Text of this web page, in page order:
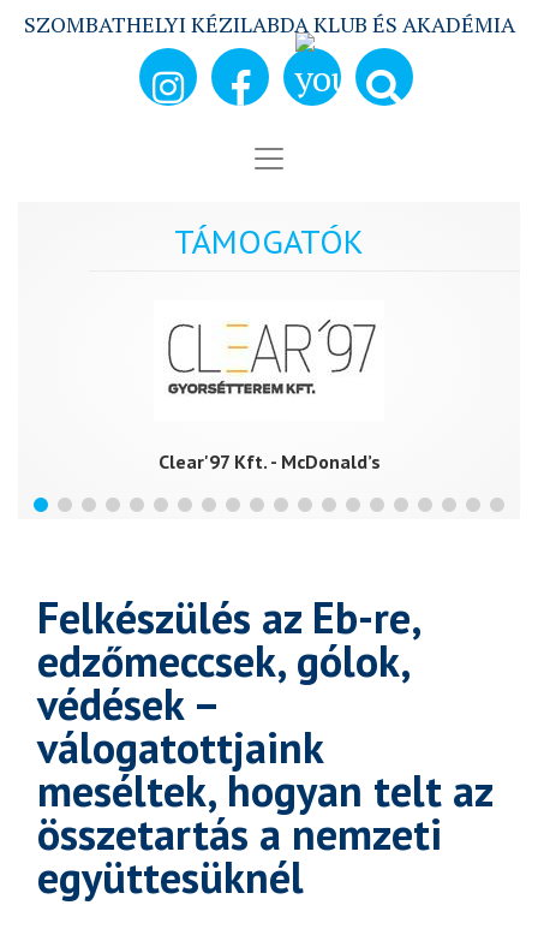
SZOMBATHELYI KÉZILABDA KLUB ÉS AKADÉMIA
TÁMOGATÓK
Clear'97 Kft. - McDonald’s
Felkészülés az Eb-re,
edzőmeccsek, gólok,
védések –
válogatottjaink
meséltek, hogyan telt az
összetartás a nemzeti
együttesüknél